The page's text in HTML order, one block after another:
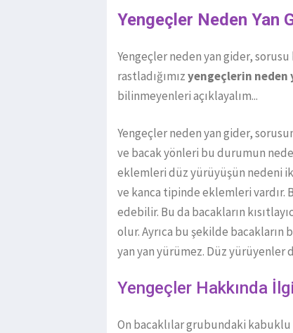
Yengeçler Neden Yan
Yengeçler neden yan gider,
rastladığımızyengeçlerin
bilinmeyenleri açıklayalım...
Yengeçler neden yan gider,
ve bacak yönleri bu durumun
eklemleri düz yürüyüşün nedeni
ve kanca tipinde eklemleri vardır.
edebilir. Bu da bacakların
olur. Ayrıca bu şekilde
yan yan yürümez. Düz yürüyenler
Yengeçler Hakkında
On bacaklılar grubundaki kabuklu